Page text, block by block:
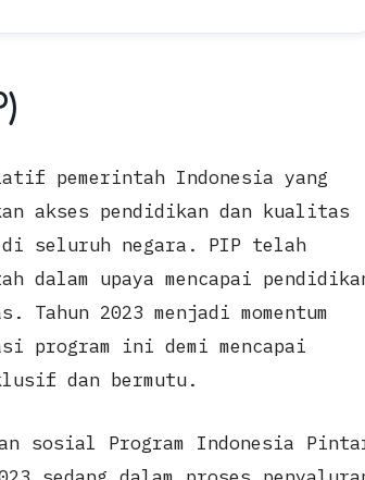
pemerintah Indonesia yang
akses pendidikan dan kualitas
di seluruh negara. PIP telah
dalam upaya mencapai
2023 menjadi momentum
program ini demi mencapai
dan bermutu.
sosial Program Indonesia